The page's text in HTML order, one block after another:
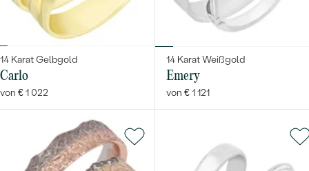
14 Karat Gelbgold
Carlo
von € 1 022
14 Karat Weißgold
Emery
von € 1 121